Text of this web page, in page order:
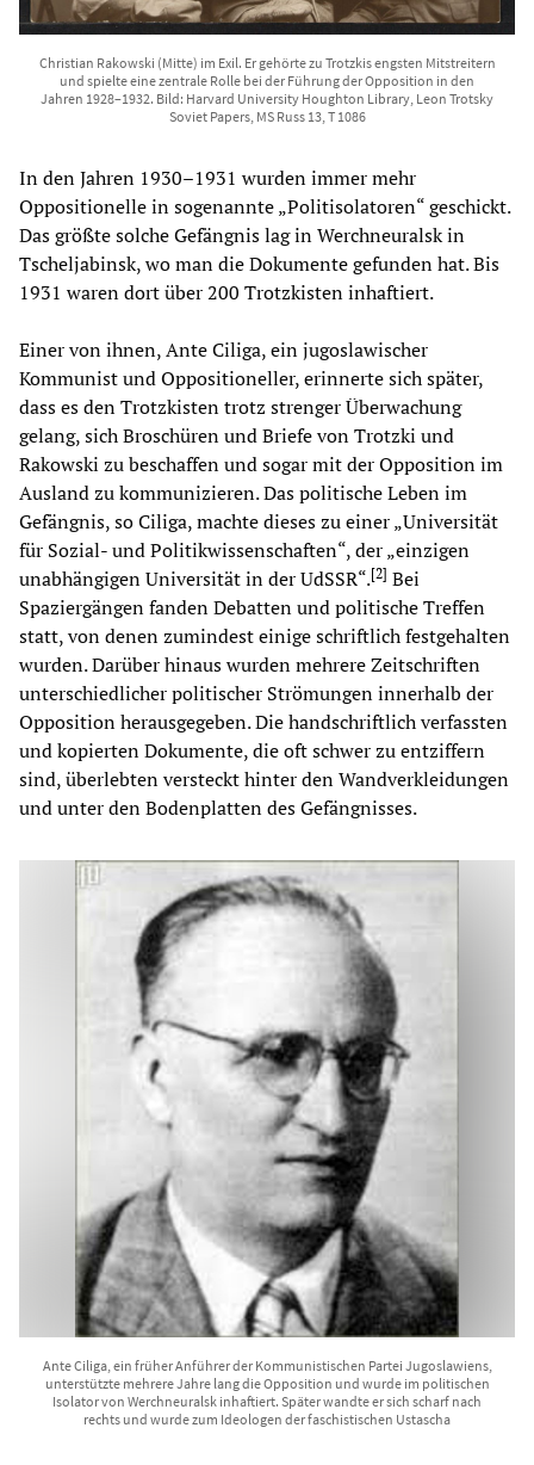
Christian Rakowski (Mitte) im Exil. Er gehörte zu Trotzkis engsten Mitstreitern
und spielte eine zentrale Rolle bei der Führung der Opposition in den
Jahren 1928–1932. Bild: Harvard University Houghton Library, Leon Trotsky
Soviet Papers, MS Russ 13, T 1086
In den Jahren 1930–1931 wurden immer mehr
Oppositionelle in sogenannte „Politisolatoren“ geschickt.
Das größte solche Gefängnis lag in Werchneuralsk in
Tscheljabinsk, wo man die Dokumente gefunden hat. Bis
1931 waren dort über 200 Trotzkisten inhaftiert.
Einer von ihnen, Ante Ciliga, ein jugoslawischer
Kommunist und Oppositioneller, erinnerte sich später,
dass es den Trotzkisten trotz strenger Überwachung
gelang, sich Broschüren und Briefe von Trotzki und
Rakowski zu beschaffen und sogar mit der Opposition im
Ausland zu kommunizieren. Das politische Leben im
Gefängnis, so Ciliga, machte dieses zu einer „Universität
für Sozial- und Politikwissenschaften“, der „einzigen
unabhängigen Universität in der UdSSR“.[2] Bei
Spaziergängen fanden Debatten und politische Treffen
statt, von denen zumindest einige schriftlich festgehalten
wurden. Darüber hinaus wurden mehrere Zeitschriften
unterschiedlicher politischer Strömungen innerhalb der
Opposition herausgegeben. Die handschriftlich verfassten
und kopierten Dokumente, die oft schwer zu entziffern
sind, überlebten versteckt hinter den Wandverkleidungen
und unter den Bodenplatten des Gefängnisses.
Ante Ciliga, ein früher Anführer der Kommunistischen Partei Jugoslawiens,
unterstützte mehrere Jahre lang die Opposition und wurde im politischen
Isolator von Werchneuralsk inhaftiert. Später wandte er sich scharf nach
rechts und wurde zum Ideologen der faschistischen Ustascha